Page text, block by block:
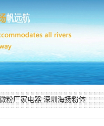
粉厂家电器 深圳海扬粉体